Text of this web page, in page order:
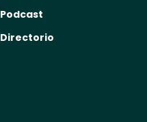
Podcast
Directorio